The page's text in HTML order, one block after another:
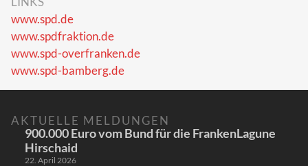
www.spd.de
www.spdfraktion.de
www.spd-overfranken.de
www.spd-bamberg.de
AKTUELLE MELDUNGEN
900.000 Euro vom Bund für die FrankenLagune
Hirschaid
22. April 2026